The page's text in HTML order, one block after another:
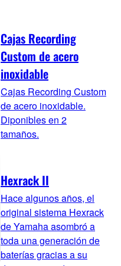
Cajas Recording
Custom de acero
inoxidable
Cajas Recording Custom
de acero inoxidable.
Diponibles en 2
tamaños.
Hexrack II
Hace algunos años, el
original sistema Hexrack
de Yamaha asombró a
toda una generación de
baterías gracias a su